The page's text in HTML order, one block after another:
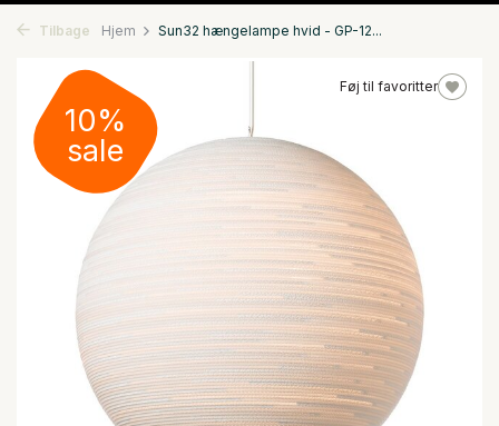
Tilbage Hjem Sun32 hængelampe hvid - GP-12...
Føj til favoritter
10%
sale